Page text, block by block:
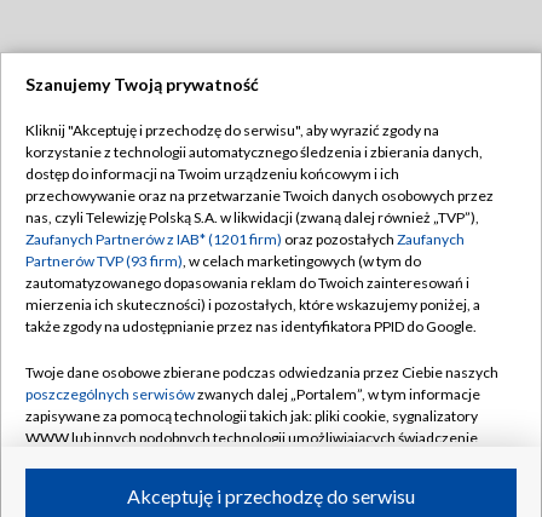
TVP
Abonament TVP
Emisja w TVP
Centrum informacji TVP
Naziemna Telewizja Cyfrowa
Rada Programowa
System NOS
Informacje o nadawcy
Program dla prasy
Regulamin TVP
Polityka prywatności
Moje zgody
Pomoc
Kontakt
Kanały
Szanujemy Twoją prywatność
Kliknij "Akceptuję i przechodzę do serwisu", aby wyrazić zgody na
korzystanie z technologii automatycznego śledzenia i zbierania danych,
dostęp do informacji na Twoim urządzeniu końcowym i ich
przechowywanie oraz na przetwarzanie Twoich danych osobowych przez
nas, czyli Telewizję Polską S.A. w likwidacji (zwaną dalej również „TVP”),
Zaufanych Partnerów z IAB* (1201 firm) oraz pozostałych Zaufanych
Partnerów TVP (93 firm), w celach marketingowych (w tym do
zautomatyzowanego dopasowania reklam do Twoich zainteresowań i
mierzenia ich skuteczności) i pozostałych, które wskazujemy poniżej, a
także zgody na udostępnianie przez nas identyfikatora PPID do Google.
Twoje dane osobowe zbierane podczas odwiedzania przez Ciebie naszych
poszczególnych serwisówzwanych dalej „Portalem”, w tym informacje
zapisywane za pomocą technologii takich jak: pliki cookie, sygnalizatory
WWW lub innych podobnych technologii umożliwiających świadczenie
ruchu w Internecie.Akceptuję i przechodzę do serwisu